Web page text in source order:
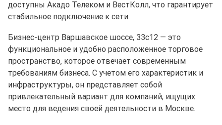
доступны Акадо Телеком и ВестКолл, что гарантирует
стабильное подключение к сети.
Бизнес-центр Варшавское шоссе, 33с12 — это
функциональное и удобно расположенное торговое
пространство, которое отвечает современным
требованиям бизнеса. С учетом его характеристик и
инфраструктуры, он представляет собой
привлекательный вариант для компаний, ищущих
место для ведения своей деятельности в Москве.